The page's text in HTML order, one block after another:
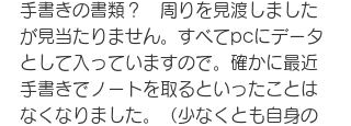
手書きの書類？　周りを見渡しました
が見当たりません。すべてpcにデータ
として入っていますので。確かに最近
手書きでノートを取るといったことは
なくなりました。（少なくとも自身の